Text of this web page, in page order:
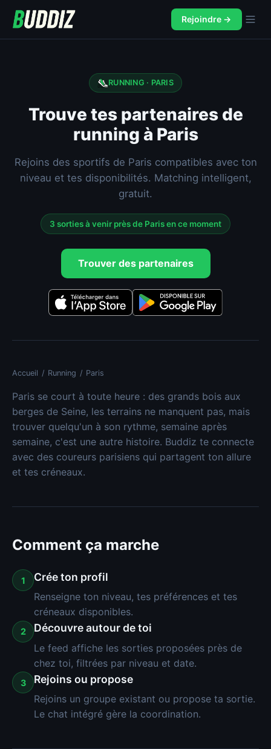
Rejoindre →
RUNNING · PARIS
Trouve tes partenaires de
running à Paris
Rejoins des sportifs de Paris compatibles avec ton
niveau et tes disponibilités. Matching intelligent,
gratuit.
3 sorties à venir près de Paris en ce moment
Trouver des partenaires
Accueil / Running / Paris
Paris se court à toute heure : des grands bois aux
berges de Seine, les terrains ne manquent pas, mais
trouver quelqu'un à son rythme, semaine après
semaine, c'est une autre histoire. Buddiz te connecte
avec des coureurs parisiens qui partagent ton allure
et tes créneaux.
Comment ça marche
1 Crée ton profil
Renseigne ton niveau, tes préférences et tes
créneaux disponibles.
2 Découvre autour de toi
Le feed affiche les sorties proposées près de
chez toi, filtrées par niveau et date.
3 Rejoins ou propose
Rejoins un groupe existant ou propose ta sortie.
Le chat intégré gère la coordination.